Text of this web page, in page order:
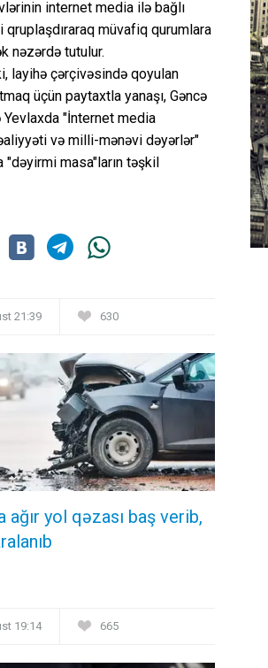
internet media ilə bağlı
müvafiq qurumlara
nəzərdə tutulur.
layihə çərçivəsində qoyulan
üçün paytaxtla yanaşı, Gəncə
Yevlaxda "İnternet media
və milli-mənəvi dəyərlər"
"dəyirmi masa"ların təşkil
21:39 630
ağır yol qəzası baş verib,
19:14 665